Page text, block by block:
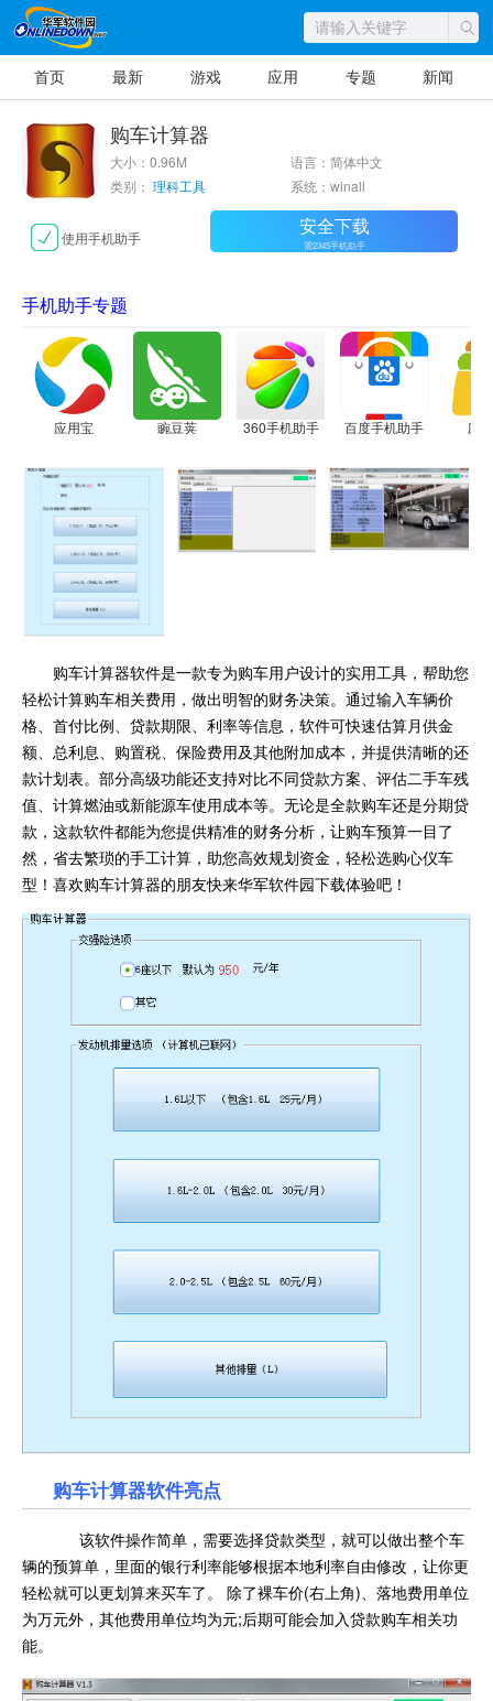
首页 最新 游戏 应用 专题 新闻
购车计算器
大小：0.96M
语言：简体中文
类别： 理科工具 系统：winall
使用手机助手 安全下载
需2345手机助手
手机助手专题
应用宝 豌豆荚 360手机助手 百度手机助手 应
购车计算器软件是一款专为购车用户设计的实用工具，帮助您
轻松计算购车相关费用，做出明智的财务决策。通过输入车辆价
格、首付比例、贷款期限、利率等信息，软件可快速估算月供金
额、总利息、购置税、保险费用及其他附加成本，并提供清晰的还
款计划表。部分高级功能还支持对比不同贷款方案、评估二手车残
值、计算燃油或新能源车使用成本等。无论是全款购车还是分期贷
款，这款软件都能为您提供精准的财务分析，让购车预算一目了
然，省去繁琐的手工计算，助您高效规划资金，轻松选购心仪车
型！喜欢购车计算器的朋友快来华军软件园下载体验吧！
购车计算器软件亮点
该软件操作简单，需要选择贷款类型，就可以做出整个车
辆的预算单，里面的银行利率能够根据本地利率自由修改，让你更
轻松就可以更划算来买车了。 除了裸车价(右上角)、落地费用单位
为万元外，其他费用单位均为元;后期可能会加入贷款购车相关功
能。